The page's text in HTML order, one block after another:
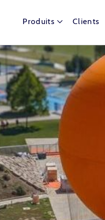
de nombreux
Produits Clients